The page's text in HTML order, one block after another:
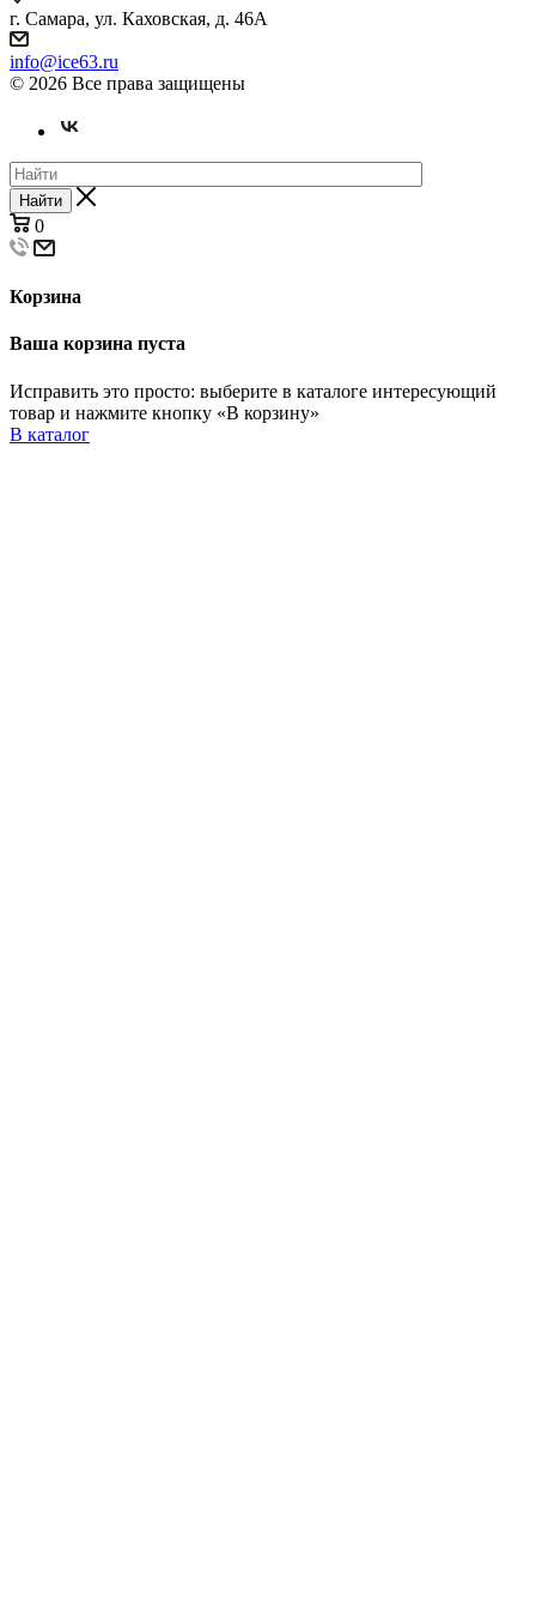
г. Самара, ул. Каховская, д. 46А
info@ice63.ru
© 2026 Все права защищены
Найти
0
Корзина
Ваша корзина пуста
Исправить это просто: выберите в каталоге интересующий
товар и нажмите кнопку «В корзину»
В каталог